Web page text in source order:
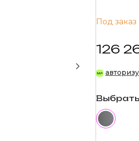
Под заказ
126